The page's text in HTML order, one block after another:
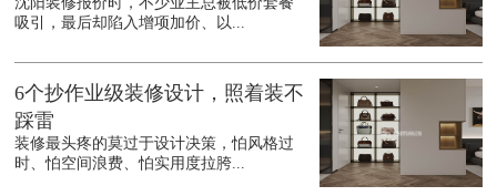
吸引，最后却陷入增项加价、以...
6个抄作业级装修设计，照着装不
踩雷
装修最头疼的莫过于设计决策，怕风格过
时、怕空间浪费、怕实用度拉胯...